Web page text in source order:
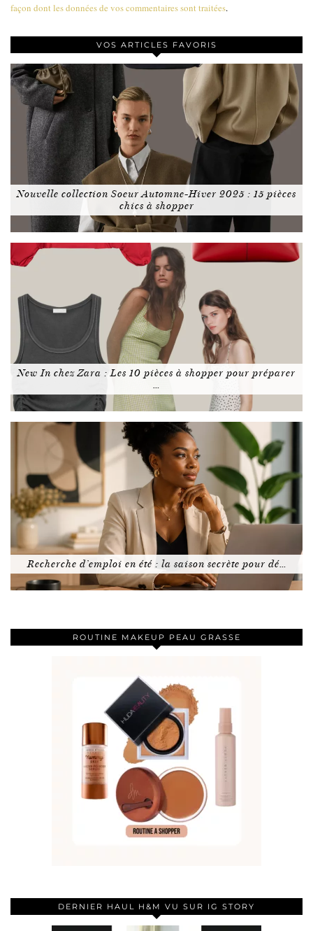
façon dont les données de vos commentaires sont traitées.
VOS ARTICLES FAVORIS
Nouvelle collection Soeur Automne-Hiver 2025 : 15 pièces
chics à shopper
New In chez Zara : Les 10 pièces à shopper pour préparer
…
Recherche d’emploi en été : la saison secrète pour dé…
ROUTINE MAKEUP PEAU GRASSE
DERNIER HAUL H&M VU SUR IG STORY